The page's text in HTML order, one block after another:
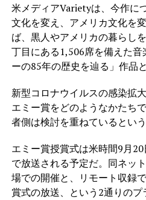
米メディアVarietyは、今作に
文化を変え、アメリカ文化を
ば、黒人やアメリカの暮らし
丁目にある1,506席を備えた
ーの85年の歴史を辿る」作品
新型コロナウイルスの感染拡
エミー賞をどのようなかたち
者側は検討を重ねているという
エミー賞授賞式は米時間9月
で放送される予定だ。同ネッ
場での開催と、リモート収録
賞式の放送、という2通りのプ